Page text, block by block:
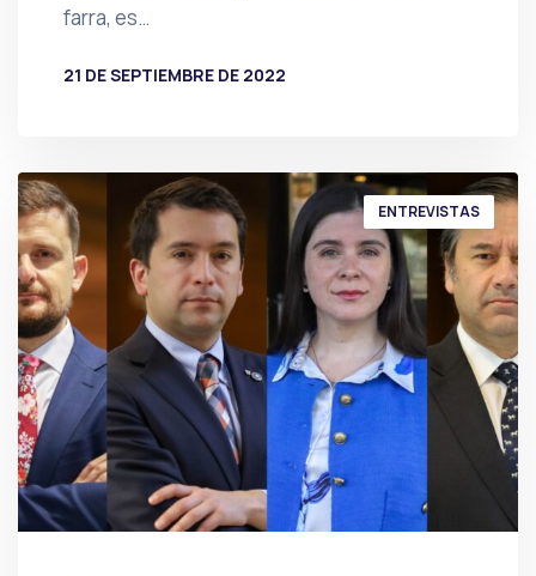
farra, es…
21 DE SEPTIEMBRE DE 2022
ENTREVISTAS